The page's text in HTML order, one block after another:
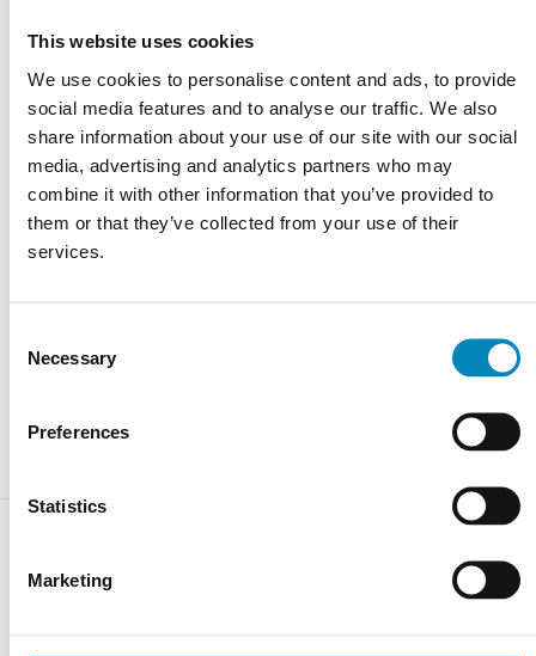
This website uses cookies
We use cookies to personalise content and ads, to provide
social media features and to analyse our traffic. We also
share information about your use of our site with our social
media, advertising and analytics partners who may
combine it with other information that you’ve provided to
them or that they’ve collected from your use of their
services.
Selection
Necessary
Preferences
Statistics
Marketing
Varenummer:bsas_aeris_dekton
Har du brug for hjælp?
Kontoret er åbent alle ugens dage 9-22. Tlf.9743 0500
Varebeskrivelse